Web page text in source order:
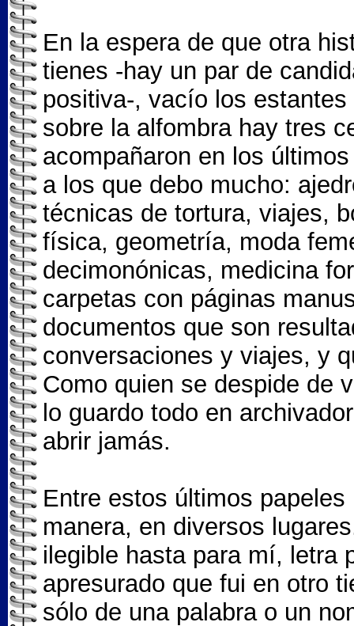
En la espera de que otra
tienes -hay un par de
positiva-, vacío los
sobre la alfombra hay tres
acompañaron en los
a los que debo mucho:
técnicas de tortura, viajes,
física, geometría, moda
decimonónicas, medicina
carpetas con páginas
documentos que son
conversaciones y viajes, y
Como quien se despide de
lo guardo todo en
abrir jamás.
Entre estos últimos
manera, en diversos
ilegible hasta para mí, letra
apresurado que fui en otro
sólo de una palabra o un